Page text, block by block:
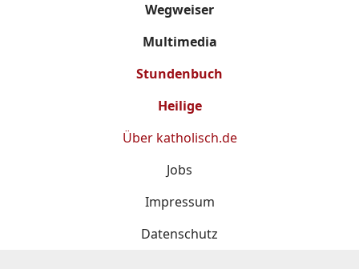
Wegweiser
Multimedia
Stundenbuch
Heilige
Über katholisch.de
Jobs
Impressum
Datenschutz